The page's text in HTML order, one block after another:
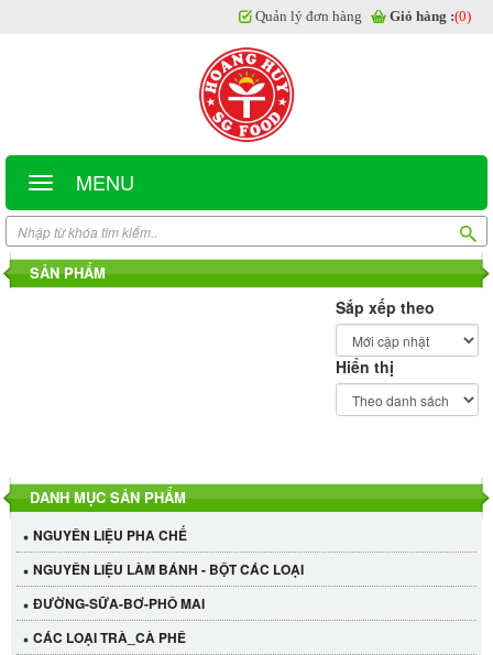
MENU
Quản lý đơn hàng Giỏ hàng :(0)
SẢN PHẨM
Sắp xếp theo
Hiển thị
DANH MỤC SẢN PHẨM
NGUYÊN LIỆU PHA CHẾ
NGUYÊN LIỆU LÀM BÁNH - BỘT CÁC LOẠI
ĐƯỜNG-SỮA-BƠ-PHÔ MAI
CÁC LOẠI TRÀ_CÀ PHÊ